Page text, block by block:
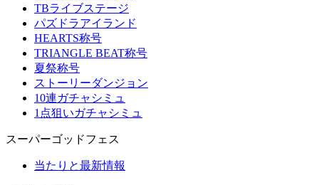
TBライブステージ
パズドラアイランド
HEARTS称号
TRIANGLE BEAT称号
夏祭称号
ストーリーダンジョン
10連ガチャシミュ
1点狙いガチャシミュ
スーパーゴッドフェス
当たりと最新情報